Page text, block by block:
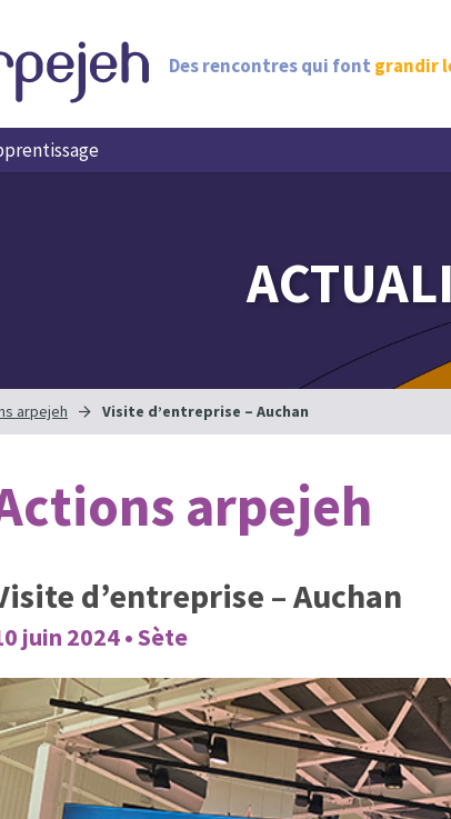
Des rencontres qui font grandir
arpejeh Visite d’entreprise – Auchan
arpejeh
d’entreprise – Auchan
juin 2024 • Sète